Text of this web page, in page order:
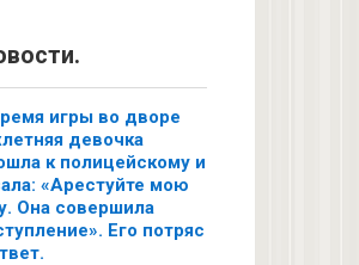
игры во дворе
девочка
к полицейскому и
«Арестуйте мою
Она совершила
Его потряс